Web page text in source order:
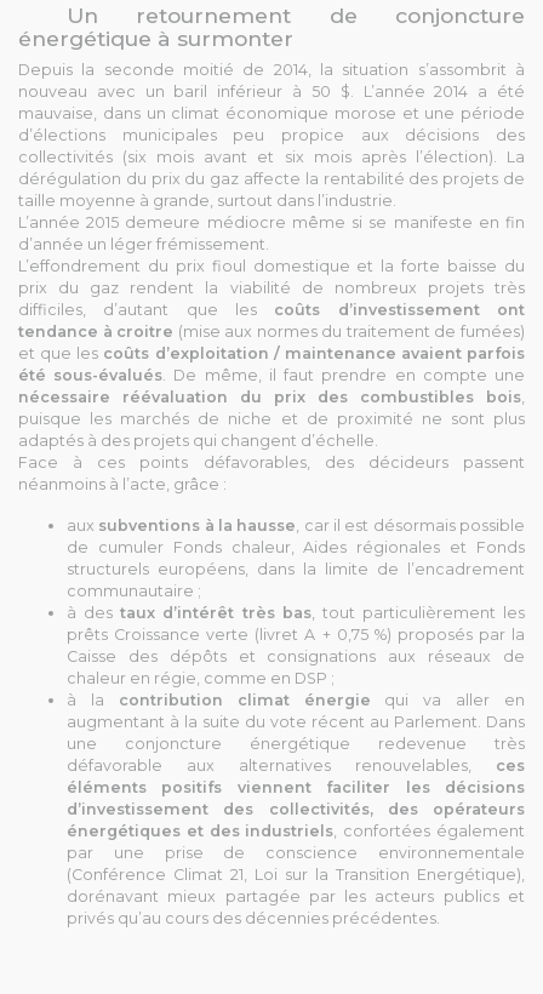
Un retournement de conjoncture
énergétique à surmonter
Depuis la seconde moitié de 2014, la situation s’assombrit à
nouveau avec un baril inférieur à 50 $. L’année 2014 a été
mauvaise, dans un climat économique morose et une période
d’élections municipales peu propice aux décisions des
collectivités (six mois avant et six mois après l’élection). La
dérégulation du prix du gaz affecte la rentabilité des projets de
taille moyenne à grande, surtout dans l’industrie.
L’année 2015 demeure médiocre même si se manifeste en fin
d’année un léger frémissement.
L’effondrement du prix fioul domestique et la forte baisse du
prix du gaz rendent la viabilité de nombreux projets très
difficiles, d’autant que les coûts d’investissement ont
tendance à croitre (mise aux normes du traitement de fumées)
et que les coûts d’exploitation / maintenance avaient parfois
été sous-évalués . De même, il faut prendre en compte une
nécessaire réévaluation du prix des combustibles bois
puisque les marchés de niche et de proximité ne sont plus
adaptés à des projets qui changent d’échelle.
Face à ces points défavorables, des décideurs passent
néanmoins à l’acte, grâce :
aux subventions à la hausse , car il est désormais possible
de cumuler Fonds chaleur, Aides régionales et Fonds
structurels européens, dans la limite de l’encadrement
communautaire ;
à destaux d’intérêt très bas, tout particulièrement les
prêts Croissance verte (livret A + 0,75 %) proposés par la
Caisse des dépôts et consignations aux réseaux de
chaleur en régie, comme en DSP ;
à la contribution climat énergie qui va aller en
augmentant à la suite du vote récent au Parlement. Dans
une conjoncture énergétique redevenue très
défavorable aux alternatives renouvelables, ces
éléments positifs viennent faciliter les décisions
d’investissement des collectivités, des opérateurs
énergétiques et des industriels , confortées également
par une prise de conscience environnementale
(Conférence Climat 21, Loi sur la Transition Energétique),
dorénavant mieux partagée par les acteurs publics et
privés qu’au cours des décennies précédentes.